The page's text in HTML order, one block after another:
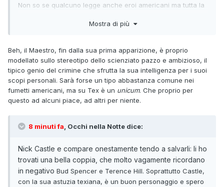
Non so se qualcuno legge anche eroi americani ma tutta la
vuole avvelenare la città attraverso l'acqua ecc... mi ha
Mostra di più
Beh, il Maestro, fin dalla sua prima apparizione, è proprio
modellato sullo stereotipo dello scienziato pazzo e ambizioso, il
tipico genio del crimine che sfrutta la sua intelligenza per i suoi
scopi personali. Sarà forse un tipo abbastanza comune nei
fumetti americani, ma su Tex è un unicum. Che proprio per
questo ad alcuni piace, ad altri per niente.
8 minuti fa , Occhi nella Notte dice:
Nick Castle e compare onestamente tendo a salvarli: li ho
trovati una bella coppia, che molto vagamente ricordano
in negativo Bud Spencer e Terence Hill. Soprattutto Castle,
con la sua astuzia texiana, è un buon personaggio e spero